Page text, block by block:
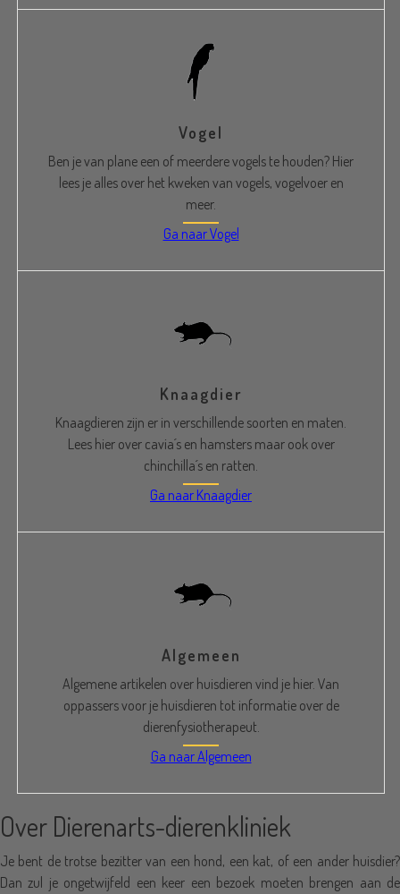
Vogel
Ben je van plane een of meerdere vogels te houden? Hier
lees je alles over het kweken van vogels, vogelvoer en
meer.
Ga naar Vogel
Knaagdier
Knaagdieren zijn er in verschillende soorten en maten.
Lees hier over cavia´s en hamsters maar ook over
chinchilla´s en ratten.
Ga naar Knaagdier
Algemeen
Algemene artikelen over huisdieren vind je hier. Van
oppassers voor je huisdieren tot informatie over de
dierenfysiotherapeut.
Ga naar Algemeen
Over Dierenarts-dierenkliniek
Je bent de trotse bezitter van een hond, een kat, of een ander huisdier?
Dan zul je ongetwijfeld een keer een bezoek moeten brengen aan de